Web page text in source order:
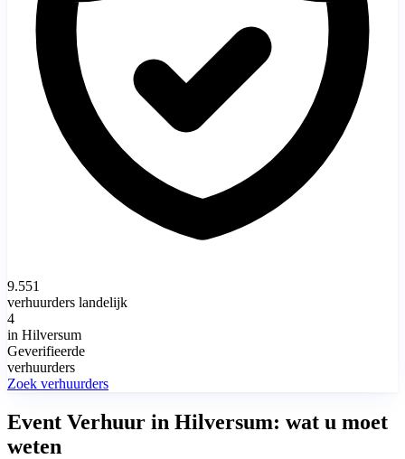
9.551
verhuurders landelijk
4
in Hilversum
Geverifieerde
verhuurders
Zoek verhuurders
Event Verhuur in Hilversum: wat u moet
weten